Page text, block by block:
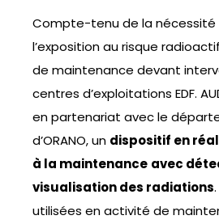
Compte-tenu de la nécessité
l’exposition au risque
de maintenance devant
centres d’exploitations EDF.
en partenariat avec le
d’ORANO, un dispositif en
à la maintenance avec
visualisation des radiations
utilisées en activité de